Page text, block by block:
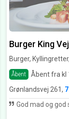
Burger King
Burger,
Åbent Åbent fra kl
Grønlandsvej 261,
God mad og god